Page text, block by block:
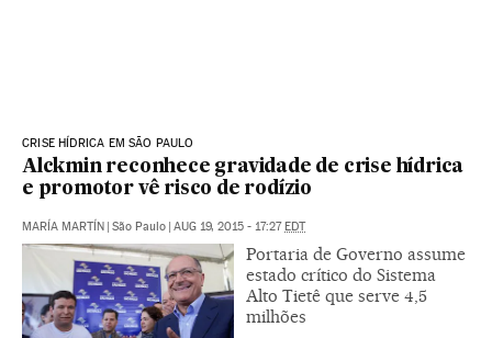
CRISE HÍDRICA EM SÃO PAULO
Alckmin reconhece gravidade de crise hídrica
e promotor vê risco de rodízio
MARÍA MARTÍN | São Paulo | AUG 19, 2015 - 17:27EDT
Portaria de Governo assume
estado crítico do Sistema
Alto Tietê que serve 4,5
milhões